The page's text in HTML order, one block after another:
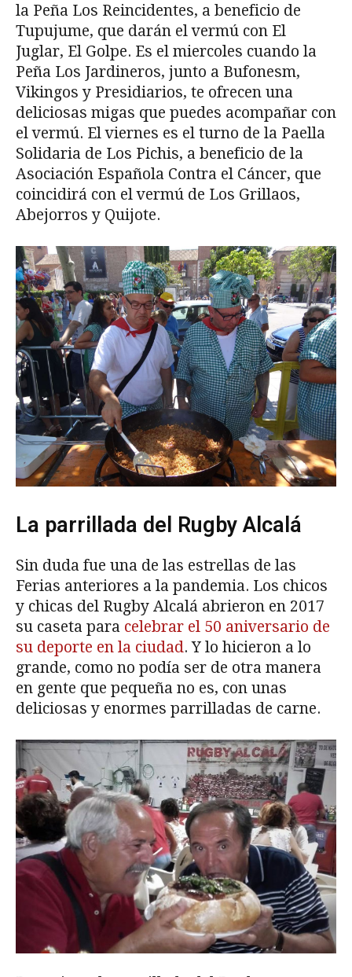
la Peña Los Reincidentes, a beneficio de
Tupujume, que darán el vermú con El
Juglar, El Golpe. Es el miercoles cuando la
Peña Los Jardineros, junto a Bufonesm,
Vikingos y Presidiarios, te ofrecen una
deliciosas migas que puedes acompañar con
el vermú. El viernes es el turno de la Paella
Solidaria de Los Pichis, a beneficio de la
Asociación Española Contra el Cáncer, que
coincidirá con el vermú de Los Grillaos,
Abejorros y Quijote.
La parrillada del Rugby Alcalá
Sin duda fue una de las estrellas de las
Ferias anteriores a la pandemia. Los chicos
y chicas del Rugby Alcalá abrieron en 2017
su caseta para celebrar el 50 aniversario de
su deporte en la ciudad. Y lo hicieron a lo
grande, como no podía ser de otra manera
en gente que pequeña no es, con unas
deliciosas y enormes parrilladas de carne.